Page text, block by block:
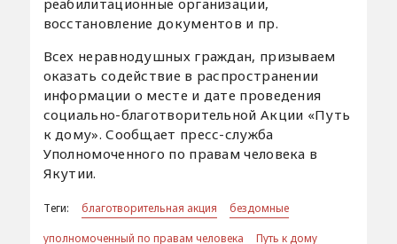
восстановление документов и пр.
Всех неравнодушных граждан, призываем
оказать содействие в распространении
информации о месте и дате проведения
социально-благотворительной Акции «Путь
к дому». Сообщает пресс-служба
Уполномоченного по правам человека в
Якутии.
Теги: благотворительная акция
бездомные
уполномоченный по правам человека
Путь к дому